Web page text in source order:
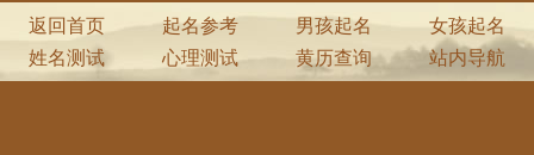
返回首页 起名参考 男孩起名
女孩起名
姓名测试
心理测试 黄历查询 站内导航